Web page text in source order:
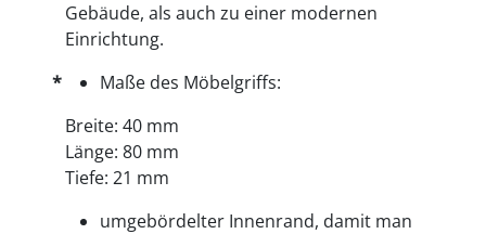
Gebäude, als auch zu einer modernen
Einrichtung.
Maße des Möbelgriffs:
Breite: 40 mm
Länge: 80 mm
Tiefe: 21 mm
umgebördelter Innenrand, damit man